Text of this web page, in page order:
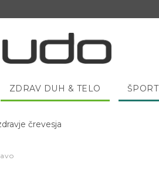
ZDRAV DUH & TELO ŠPORT
žlico medu?